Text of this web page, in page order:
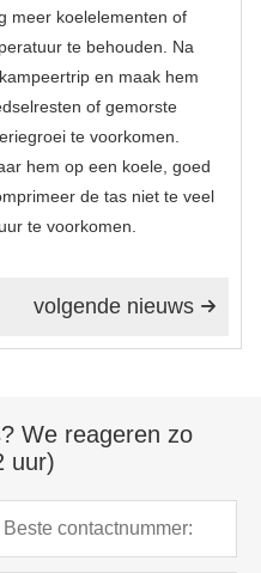
meer koelelementen of
te behouden. Na
en maak hem
of gemorste
te voorkomen.
hem op een koele, goed
de tas niet te veel
te voorkomen.

volgende nieuws
We reageren zo
uur)